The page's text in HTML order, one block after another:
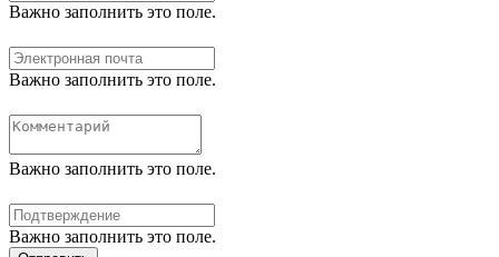
Важно заполнить это поле.
Важно заполнить это поле.
Важно заполнить это поле.
Важно заполнить это поле.